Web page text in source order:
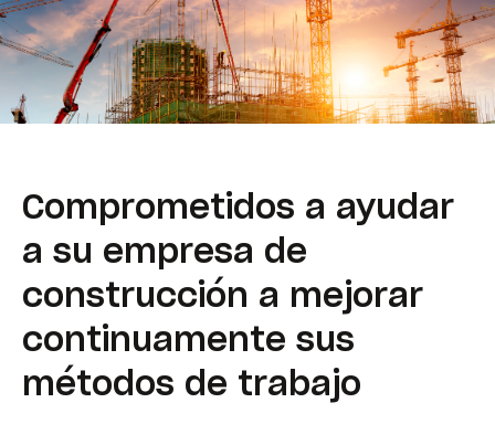
Comprometidos a ayudar
a su empresa de
construcción a mejorar
continuamente sus
métodos de trabajo